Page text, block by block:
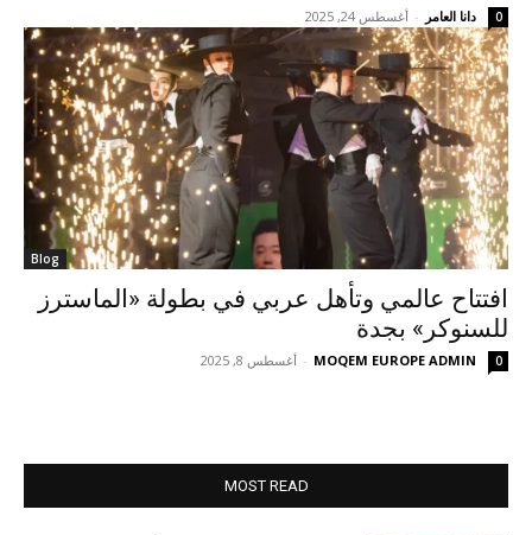
دانا العامر - أغسطس 24, 2025 0
Blog
افتتاح عالمي وتأهل عربي في بطولة «الماسترز
للسنوكر» بجدة
MOQEM EUROPE ADMIN
- أغسطس 8, 2025 0
MOST READ